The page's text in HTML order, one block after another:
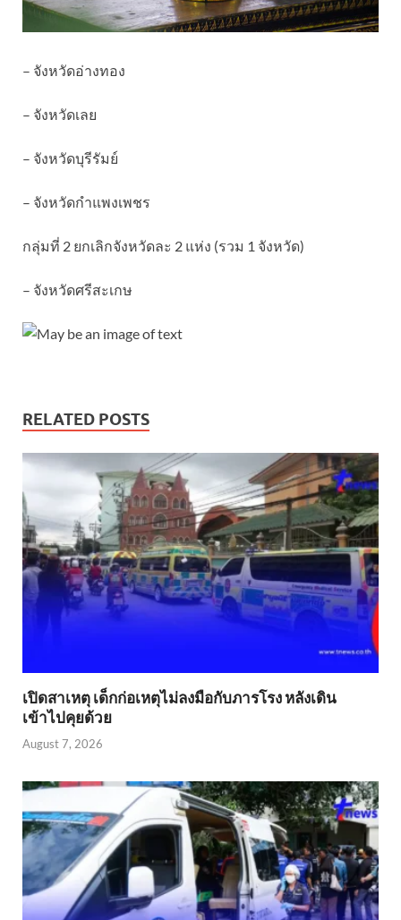
– จังหวัดอ่างทอง
– จังหวัดเลย
– จังหวัดบุรีรัมย์
– จังหวัดกำแพงเพชร
กลุ่มที่ 2 ยกเลิกจังหวัดละ 2 แห่ง (รวม 1 จังหวัด)
– จังหวัดศรีสะเกษ
RELATED POSTS
เปิดสาเหตุ เด็กก่อเหตุไม่ลงมือกับภารโรง หลังเดิน
เข้าไปคุยด้วย
August 7, 2026